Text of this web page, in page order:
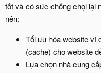
tốt và có sức chống chọi lại
nên:
Tối ưu hóa website ví
(cache) cho website
Lựa chọn nhà cung